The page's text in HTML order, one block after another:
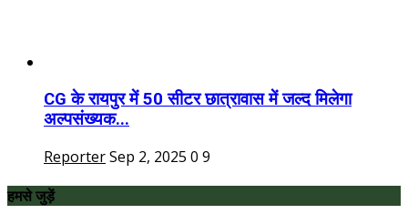
CG के रायपुर में 50 सीटर छात्रावास में जल्द मिलेगा
अल्पसंख्यक...
ReporterSep 2, 2025 0 9
हमसे जुड़ें